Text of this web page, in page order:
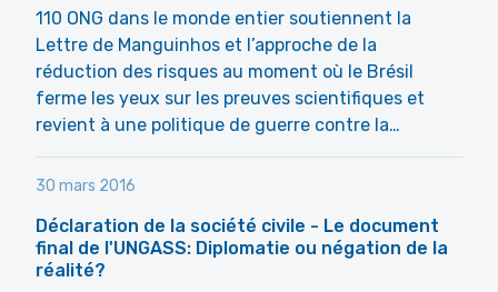
110 ONG dans le monde entier soutiennent la
Lettre de Manguinhos et l’approche de la
réduction des risques au moment où le Brésil
ferme les yeux sur les preuves scientifiques et
revient à une politique de guerre contre la…
30 mars 2016
Déclaration de la société civile - Le document
final de l'UNGASS: Diplomatie ou négation de la
réalité?